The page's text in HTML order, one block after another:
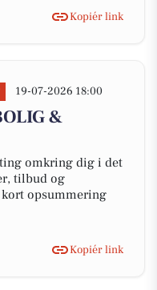
Kopiér link
19-07-2026 18:00
&
omkring dig i det
tilbud og
kort opsummering
Kopiér link